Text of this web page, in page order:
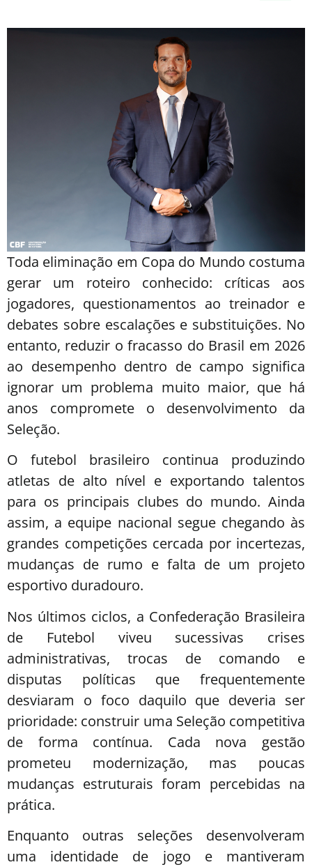
Toda eliminação em Copa do Mundo costuma
gerar um roteiro conhecido: críticas aos
jogadores, questionamentos ao treinador e
debates sobre escalações e substituições. No
entanto, reduzir o fracasso do Brasil em 2026
ao desempenho dentro de campo significa
ignorar um problema muito maior, que há
anos compromete o desenvolvimento da
Seleção.
O futebol brasileiro continua produzindo
atletas de alto nível e exportando talentos
para os principais clubes do mundo. Ainda
assim, a equipe nacional segue chegando às
grandes competições cercada por incertezas,
mudanças de rumo e falta de um projeto
esportivo duradouro.
Nos últimos ciclos, a Confederação Brasileira
de Futebol viveu sucessivas crises
administrativas, trocas de comando e
disputas políticas que frequentemente
desviaram o foco daquilo que deveria ser
prioridade: construir uma Seleção competitiva
de forma contínua. Cada nova gestão
prometeu modernização, mas poucas
mudanças estruturais foram percebidas na
prática.
Enquanto outras seleções desenvolveram
uma identidade de jogo e mantiveram